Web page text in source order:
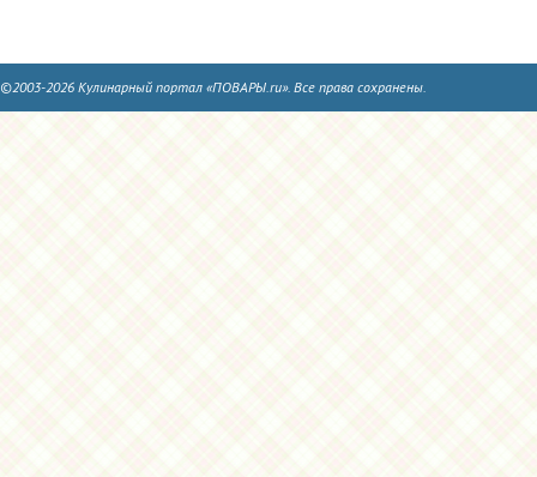
©2003-2026 Кулинарный портал «ПОВАРЫ.ru». Все права сохранены.